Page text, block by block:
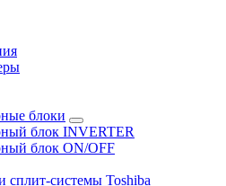
блоки
блок INVERTER
блок ON/OFF
сплит-системы Toshiba